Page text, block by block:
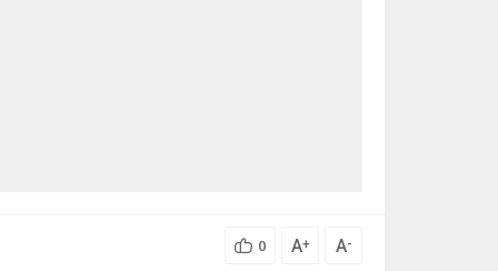
0 A+ A-